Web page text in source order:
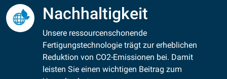
Nachhaltigkeit
Unsere ressourcenschonende
Fertigungstechnologie trägt zur erheblichen
Reduktion von CO2-Emissionen bei. Damit
leisten Sie einen wichtigen Beitrag zum